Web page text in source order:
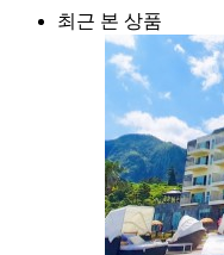
최근 본 상품